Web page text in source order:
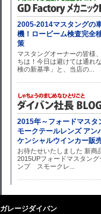
ガレージダイバン